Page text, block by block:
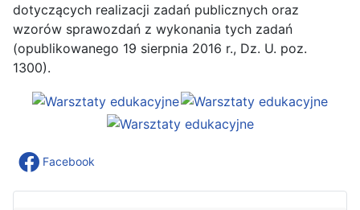
dotyczących realizacji zadań publicznych oraz
wzorów sprawozdań z wykonania tych zadań
(opublikowanego 19 sierpnia 2016 r., Dz. U. poz.
1300).
Facebook